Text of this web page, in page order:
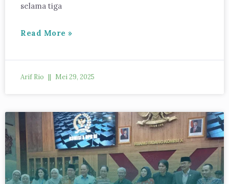
selama tiga
Read More »
Arif Rio Mei 29, 2025